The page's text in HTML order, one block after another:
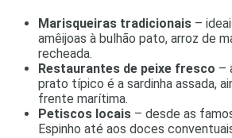
Marisqueiras tradicionais –
amêijoas à bulhão pato, arroz de
recheada.
Restaurantes de peixe fresco –
prato típico é a sardinha assada,
frente marítima.
Petiscos locais – desde as
Espinho até aos doces